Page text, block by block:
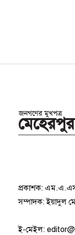
প্রকাশক:
সম্পাদক: ইয়াদুল
ই-মেইল: